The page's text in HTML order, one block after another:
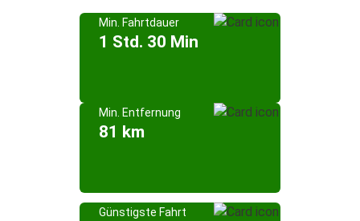
Min. Fahrtdauer
1 Std. 30 Min
Min. Entfernung
81 km
Günstigste Fahrt